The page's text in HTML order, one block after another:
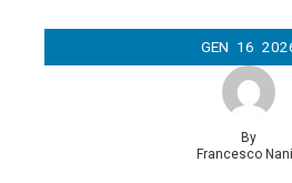
GEN 16
By
Francesco